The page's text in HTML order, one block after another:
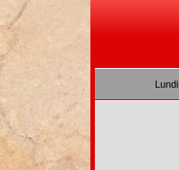
Lundi